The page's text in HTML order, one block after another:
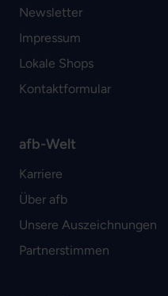
Newsletter
Impressum
Lokale Shops
Kontaktformular
afb-Welt
Karriere
Über afb
Unsere Auszeichnungen
Partnerstimmen